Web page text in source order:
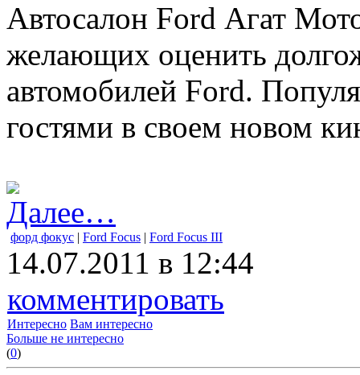
Автосалон Ford Агат
желающих оценить
автомобилей Ford.
гостями в своем новом
Далее…
форд фокус | Ford Focus | Ford Focus III
14.07.2011 в 12:44
комментировать
Интересно Вам интересно
Больше не интересно
(0)